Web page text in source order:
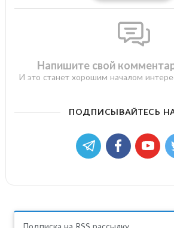
Напишите свой
И это станет хорошим началом
ПОДПИСЫВАЙТЕСЬ
Подписка на RSS рассылку